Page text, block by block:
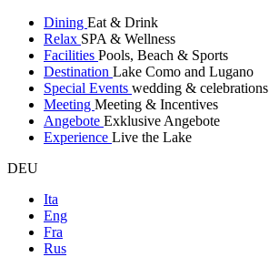
Dining Eat & Drink
Relax SPA & Wellness
Facilities Pools, Beach & Sports
Destination Lake Como and Lugano
Special Events wedding & celebrations
Meeting Meeting & Incentives
Angebote Exklusive Angebote
Experience Live the Lake
DEU
Ita
Eng
Fra
Rus